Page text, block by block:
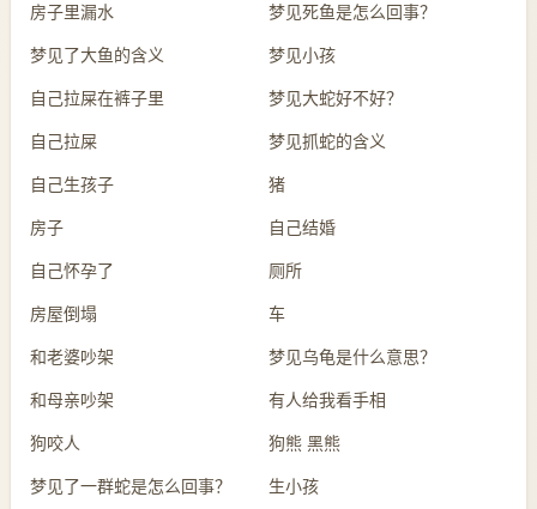
房子里漏水 梦见死鱼是怎么回事？
梦见了大鱼的含义 梦见小孩
自己拉屎在裤子里 梦见大蛇好不好？
自己拉屎 梦见抓蛇的含义
自己生孩子 猪
房子 自己结婚
自己怀孕了 厕所
房屋倒塌 车
和老婆吵架 梦见乌龟是什么意思？
和母亲吵架 有人给我看手相
狗咬人 狗熊 黑熊
梦见了一群蛇是怎么回事？ 生小孩